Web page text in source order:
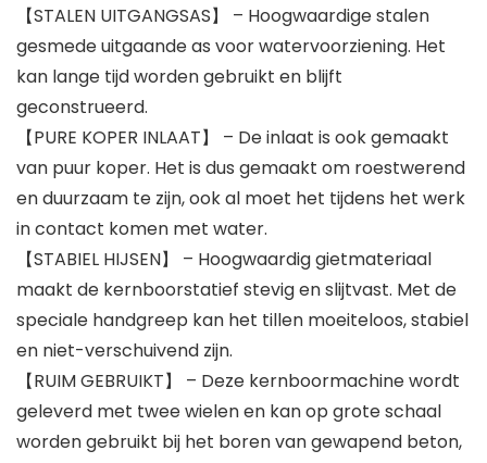
【STALEN UITGANGSAS】 – Hoogwaardige stalen
gesmede uitgaande as voor watervoorziening. Het
kan lange tijd worden gebruikt en blijft
geconstrueerd.
【PURE KOPER INLAAT】 – De inlaat is ook gemaakt
van puur koper. Het is dus gemaakt om roestwerend
en duurzaam te zijn, ook al moet het tijdens het werk
in contact komen met water.
【STABIEL HIJSEN】 – Hoogwaardig gietmateriaal
maakt de kernboorstatief stevig en slijtvast. Met de
speciale handgreep kan het tillen moeiteloos, stabiel
en niet-verschuivend zijn.
【RUIM GEBRUIKT】 – Deze kernboormachine wordt
geleverd met twee wielen en kan op grote schaal
worden gebruikt bij het boren van gewapend beton,